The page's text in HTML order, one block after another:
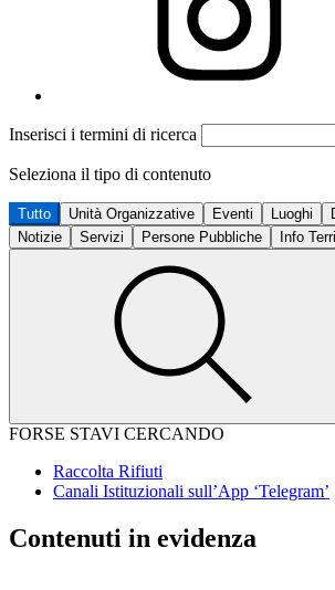
Inserisci i termini di ricerca
Seleziona il tipo di contenuto
Tutto Unità Organizzative Eventi Luoghi
Notizie
Servizi Persone Pubbliche Info
FORSE STAVI CERCANDO
Raccolta Rifiuti
Canali Istituzionali sull’App ‘Telegram’
Contenuti in evidenza